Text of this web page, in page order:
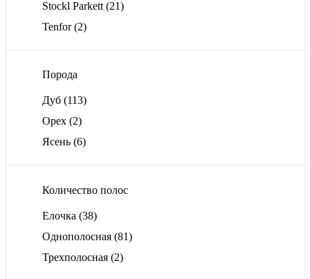
Stockl Parkett (21)
Tenfor(2)
Порода
Дуб (113)
Орех (2)
Ясень (6)
Количество полос
Елочка (38)
Однополосная (81)
Трехполосная (2)